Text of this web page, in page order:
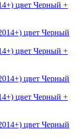
цвет Черный +
цвет Черный +
цвет Черный +